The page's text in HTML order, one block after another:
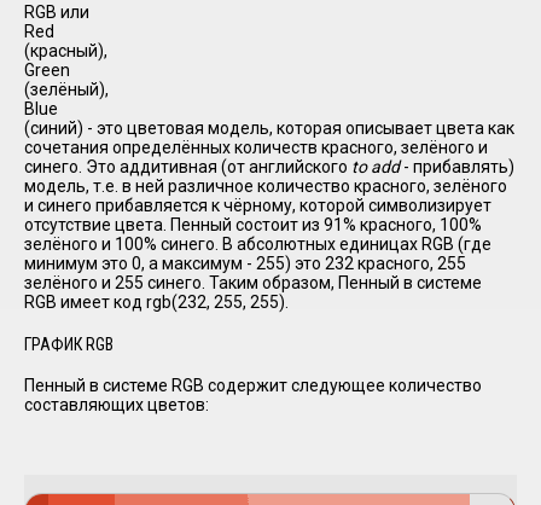
RGB или
Red
(красный),
Green
(зелёный),
Blue
(синий) - это цветовая модель, которая описывает цвета как
сочетания определённых количеств красного, зелёного и
синего. Это аддитивная (от английского to add- прибавлять)
модель, т.е. в ней различное количество красного, зелёного
и синего прибавляется к чёрному, которой символизирует
отсутствие цвета. Пенный состоит из 91% красного, 100%
зелёного и 100% синего. В абсолютных единицах RGB (где
минимум это 0, а максимум - 255) это 232 красного, 255
зелёного и 255 синего. Таким образом, Пенный в системе
RGB имеет код rgb(232, 255, 255).
ГРАФИК RGB
Пенный в системе RGB содержит следующее количество
составляющих цветов: